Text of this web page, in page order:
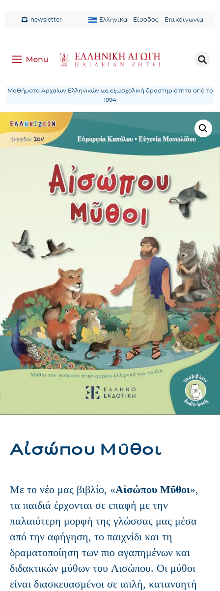
newsletter Ελληνικα Είσοδος Επικοινωνία
Μαθήματα Αρχαίων Ελληνικών ως εξωσχολική δραστηριότητα από το
1994
Αἰσώπου Μῦθοι
Με το νέο μας βιβλίο, «Αἰσώπου Μῦθοι»,
τα παιδιά έρχονται σε επαφή με την
παλαιότερη μορφή της γλώσσας μας μέσα
από την αφήγηση, το παιχνίδι και τη
δραματοποίηση των πιο αγαπημένων και
διδακτικών μύθων του Αισώπου. Οι μύθοι
είναι διασκευασμένοι σε απλή, κατανοητή